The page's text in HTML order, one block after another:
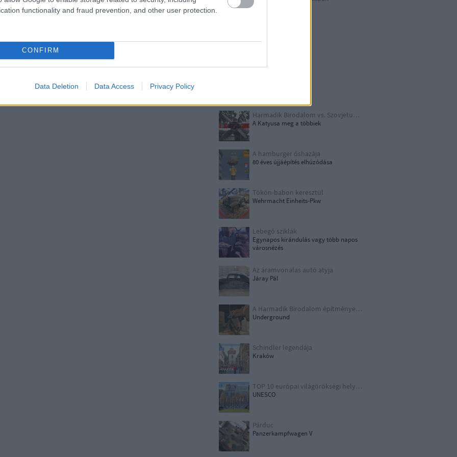
functionality and fraud prevention, and other user protection.
CONFIRM
Data Deletion Data Access Privacy Policy
Berlin külső
Harmadik Birodalom vs. Szovjetunió
A Katyusa meg a többiek
A hamburger őshazája
80 éves újjáépítés elhúzódása
Tökön-babon keresztül
Wehrmacht Einheits-Pkw
Lebegő sziklák
Egynapos kirándulás vagy több napos
városnézés
Az áramvonalas autó atyja
Járay Pál
A Harmadik Birodalom építményei X.
Underground
Schindler legendája
Kraków
TOP 10 európai világörökségi helyszín
UNESCO
Párduc
Panzerkampfwagen V